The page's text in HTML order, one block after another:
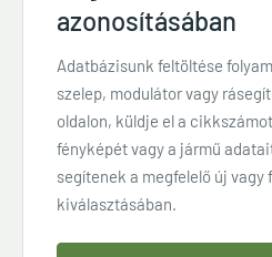
azonosításában
Adatbázisunk feltöltése
szelep, modulátor vagy
oldalon, küldje el a
fényképét vagy a jármű
segítenek a megfelelő új vagy
kiválasztásában.